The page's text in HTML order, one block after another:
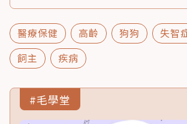
醫療保健 高齡 狗狗 失智
飼主
疾病
#毛學堂